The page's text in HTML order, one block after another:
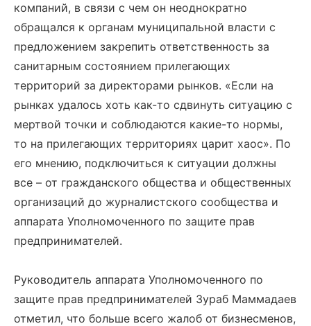
компаний, в связи с чем он неоднократно
обращался к органам муниципальной власти с
предложением закрепить ответственность за
санитарным состоянием прилегающих
территорий за директорами рынков. «Если на
рынках удалось хоть как-то сдвинуть ситуацию с
мертвой точки и соблюдаются какие-то нормы,
то на прилегающих территориях царит хаос». По
его мнению, подключиться к ситуации должны
все – от гражданского общества и общественных
организаций до журналистского сообщества и
аппарата Уполномоченного по защите прав
предпринимателей.
Руководитель аппарата Уполномоченного по
защите прав предпринимателей Зураб Маммадаев
отметил, что больше всего жалоб от бизнесменов,